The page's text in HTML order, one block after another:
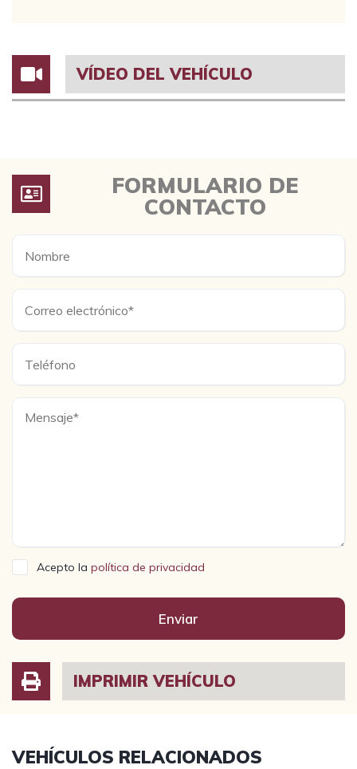
VÍDEO DEL VEHÍCULO
FORMULARIO DE
CONTACTO
Acepto la política de privacidad
Enviar
IMPRIMIR VEHÍCULO
VEHÍCULOS RELACIONADOS